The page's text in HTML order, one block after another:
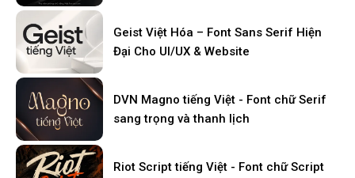
Geist Việt Hóa – Font Sans Serif Hiện
Đại Cho UI/UX & Website
DVN Magno tiếng Việt - Font chữ Serif
sang trọng và thanh lịch
Riot Script tiếng Việt - Font chữ Script